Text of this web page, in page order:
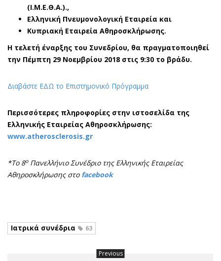
(Ι.Μ.Ε.Θ.Α.).,
Ελληνική Πνευμονολογική Εταιρεία και
Κυπριακή Εταιρεία Αθηροσκλήρωσης.
H τελετή έναρξης του Συνεδρίου, θα πραγματοποιηθεί
την Πέμπτη 29 Νοεμβρίου 2018 στις 9:30 το βράδυ.
Διαβάστε ΕΔΩ το Επιστημονικό Πρόγραμμα
Περισσότερες πληροφορίες στην ιστοσελίδα της
Ελληνικής Εταιρείας Αθηροσκλήρωσης:
www.atherosclerosis.gr
*Το 8οΠανελλήνιο Συνέδριο της Ελληνικής Εταιρείας
Αθηροσκλήρωσης στο facebook
Ιατρικά συνέδρια 63
Previous